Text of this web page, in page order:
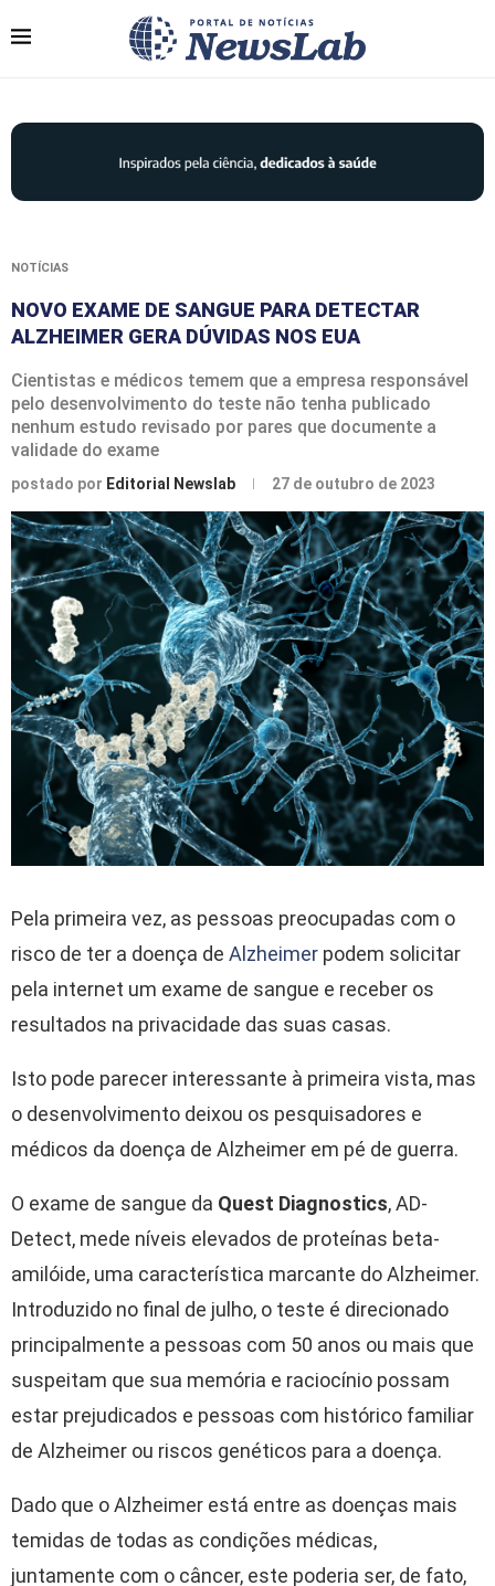
NOTÍCIAS
NOVO EXAME DE SANGUE PARA DETECTAR
ALZHEIMER GERA DÚVIDAS NOS EUA
Cientistas e médicos temem que a empresa responsável
pelo desenvolvimento do teste não tenha publicado
nenhum estudo revisado por pares que documente a
validade do exame
postado por Editorial Newslab 27 de outubro de 2023
Pela primeira vez, as pessoas preocupadas com o
risco de ter a doença de Alzheimer podem solicitar
pela internet um exame de sangue e receber os
resultados na privacidade das suas casas.
Isto pode parecer interessante à primeira vista, mas
o desenvolvimento deixou os pesquisadores e
médicos da doença de Alzheimer em pé de guerra.
O exame de sangue da Quest Diagnostics, AD-
Detect, mede níveis elevados de proteínas beta-
amilóide, uma característica marcante do Alzheimer.
Introduzido no final de julho, o teste é direcionado
principalmente a pessoas com 50 anos ou mais que
suspeitam que sua memória e raciocínio possam
estar prejudicados e pessoas com histórico familiar
de Alzheimer ou riscos genéticos para a doença.
Dado que o Alzheimer está entre as doenças mais
temidas de todas as condições médicas,
juntamente com o câncer, este poderia ser, de fato,